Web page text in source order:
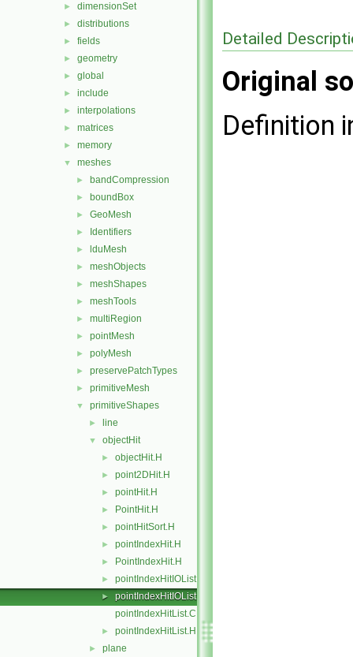
► dimensionSet
► distributions
► fields
► geometry
► global
► include
► interpolations
► matrices
► memory
▼ meshes
► bandCompression
► boundBox
► GeoMesh
► Identifiers
► lduMesh
► meshObjects
► meshShapes
► meshTools
► multiRegion
► pointMesh
► polyMesh
► preservePatchTypes
► primitiveMesh
▼ primitiveShapes
► line
▼ objectHit
► objectHit.H
► point2DHit.H
► pointHit.H
► PointHit.H
► pointHitSort.H
► pointIndexHit.H
► PointIndexHit.H
► pointIndexHitIOList.C
►
pointIndexHitIOList.H
pointIndexHitList.C
► pointIndexHitList.H
► plane
Detailed
Original
Definition